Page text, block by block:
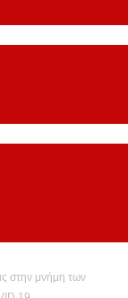
στην μνήμη των